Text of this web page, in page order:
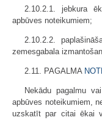
2.10.2.1. jebkura
apbūves noteikumiem;
2.10.2.2.
zemesgabala
2.11. PAGALMA
Nekādu pagalmu
apbūves noteikumiem,
uzskatīt par citai ēkai